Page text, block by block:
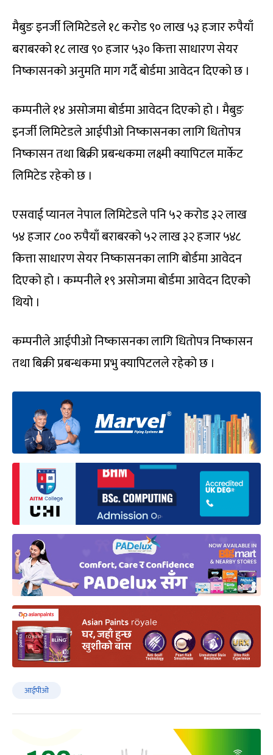
मैबुङ इनर्जी लिमिटेडले १८ करोड ९० लाख ५३ हजार रुपैयाँ
बराबरको १८ लाख ९० हजार ५३० कित्ता साधारण सेयर
निष्कासनको अनुमति माग गर्दै बोर्डमा आवेदन दिएको छ ।
कम्पनीले १४ असोजमा बोर्डमा आवेदन दिएको हो । मैबुङ
इनर्जी लिमिटेडले आईपीओ निष्कासनका लागि धितोपत्र
निष्कासन तथा बिक्री प्रबन्धकमा लक्ष्मी क्यापिटल मार्केट
लिमिटेड रहेको छ ।
एसवाई प्यानल नेपाल लिमिटेडले पनि ५२ करोड ३२ लाख
५४ हजार ८०० रुपैयाँ बराबरको ५२ लाख ३२ हजार ५४८
कित्ता साधारण सेयर निष्कासनका लागि बोर्डमा आवेदन
दिएको हो । कम्पनीले १९ असोजमा बोर्डमा आवेदन दिएको
थियो ।
कम्पनीले आईपीओ निष्कासनका लागि धितोपत्र निष्कासन
तथा बिक्री प्रबन्धकमा प्रभु क्यापिटलले रहेको छ ।
आईपीओ